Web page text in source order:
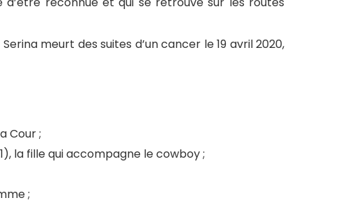
meurt des suites d’un cancer le 19 avril 2020,
Cour ;
la fille qui accompagne le cowboy ;
;